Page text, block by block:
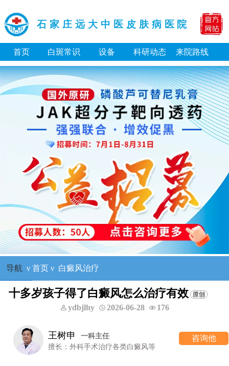
石家庄远大中医皮肤病医院
首页 白斑常识 设备 科研动态 来院路线
导航 ν 首页ν 白癜风治疗
十多岁孩子得了白癜风怎么治疗有效
ydbjlhy 2026-06-28 176
王树申
一科主任
擅长：外科手术治疗各类白癜风等
咨询他